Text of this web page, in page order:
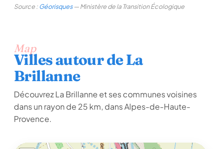
Source :Géorisques— Ministère de la Transition Écologique
Map
Villes autour de La
Brillanne
Découvrez La Brillanne et ses communes voisines
dans un rayon de 25 km, dans Alpes-de-Haute-
Provence.